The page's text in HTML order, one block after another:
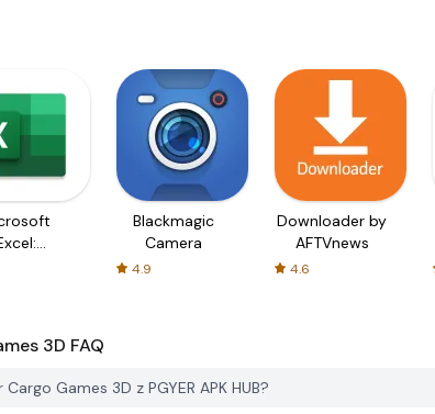
Blackmagic
Camera
4.9
Downloader by
AFTVnews
4.6
3D FAQ
Games 3D z PGYER APK HUB?